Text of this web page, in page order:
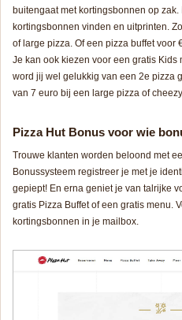
buitengaat met kortingsbonnen op
kortingsbonnen vinden en uitprinten.
of large pizza. Of een pizza buffet voor
Je kan ook kiezen voor een gratis Kids
word jij wel gelukkig van een 2e pizza
van 7 euro bij een large pizza of
Pizza Hut Bonus voor wie
Trouwe klanten worden beloond met
Bonussysteem registreer je met je
gepiept! En erna geniet je van talrijke
gratis Pizza Buffet of een gratis menu.
kortingsbonnen in je mailbox.